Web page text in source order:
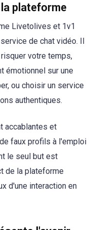
plateforme
Livetolives et 1v1
de chat vidéo. Il
votre temps,
émotionnel sur une
ou choisir un service
authentiques.
accablantes et
faux profils à l'emploi
le seul but est
de la plateforme
d'une interaction en